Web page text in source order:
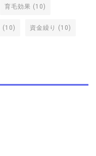
育毛効果 (10)
(10) 資金繰り (10)